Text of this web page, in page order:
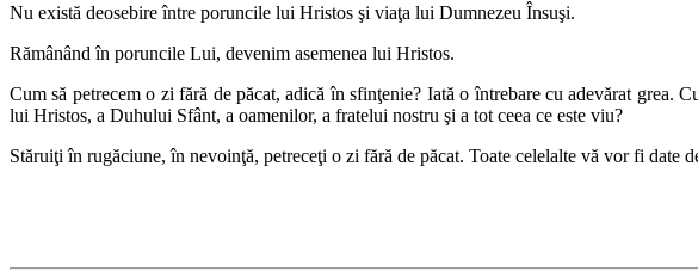
Nu există deosebire între poruncile lui Hristos şi viaţa lui Dumnezeu Însuşi.
Rămânând în poruncile Lui, devenim asemenea lui Hristos.
Cum să petrecem o zi fără de păcat, adică în sfinţenie? Iată o întrebare cu adevărat
lui Hristos, a Duhului Sfânt, a oamenilor, a fratelui nostru şi a tot ceea ce este viu?
Stăruiţi în rugăciune, în nevoinţă, petreceţi o zi fără de păcat. Toate celelalte vă vor fi date